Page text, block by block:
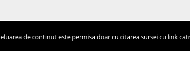
de continut este permisa doar cu citarea sursei cu link